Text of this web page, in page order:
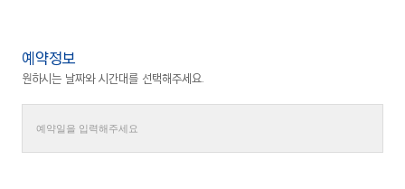
예약정보
원하시는 날짜와 시간대를 선택해주세요.